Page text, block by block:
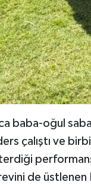
baba-oğul
çalıştı ve
de üstlenen